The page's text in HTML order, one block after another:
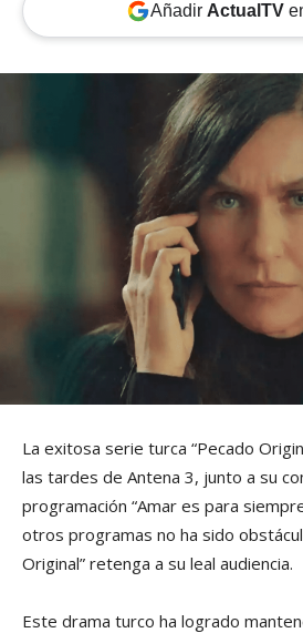
Añadir ActualTV
La exitosa serie turca “Pecado
las tardes de Antena 3, junto a su
programación “Amar es para
otros programas no ha sido
Original” retenga a su leal audiencia.
Este drama turco ha logrado